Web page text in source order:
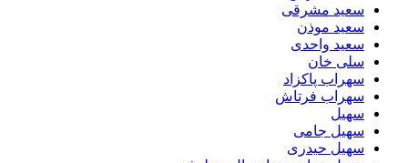
سعید مشرقی
سعید موذن
سعید واحدی
سلی خان
سهراب پاکزاد
سهراب فرتاش
سهیل
سهیل جامی
سهیل حیدری